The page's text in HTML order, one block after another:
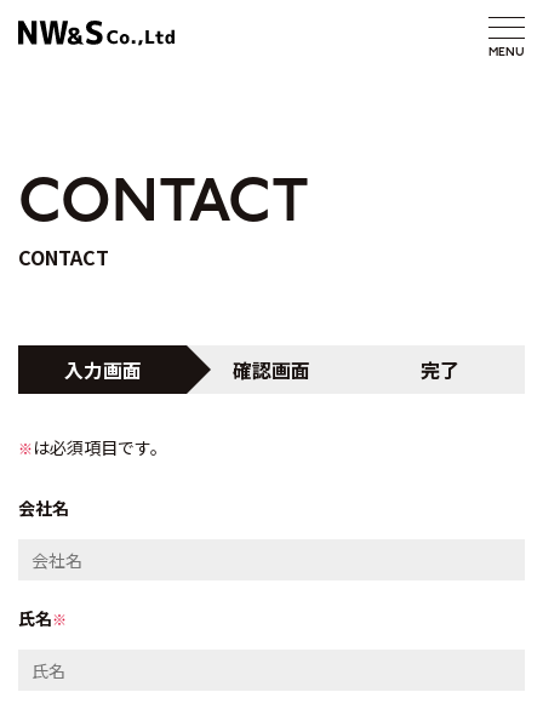
CONTACT
CONTACT
入力画面 確認画面 完了
※は必須項目です。
会社名
氏名※